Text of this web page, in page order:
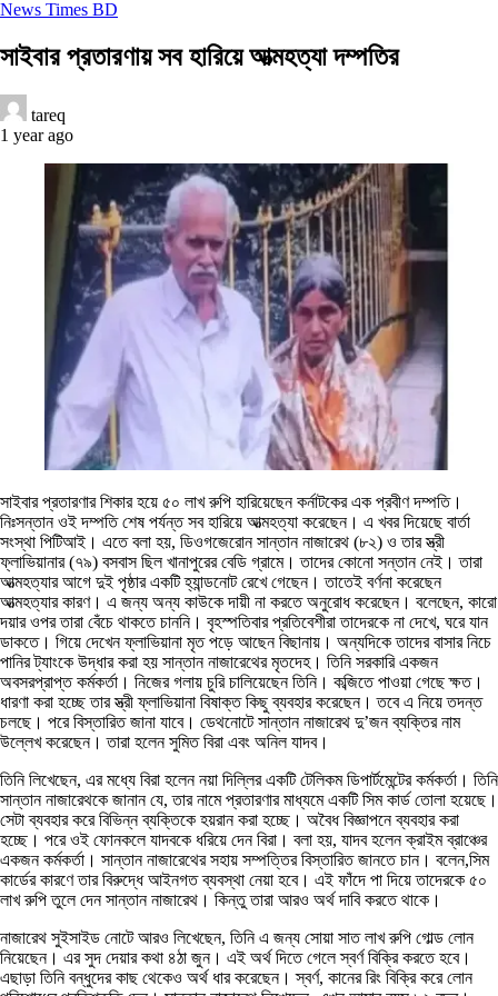
News Times BD
সাইবার প্রতারণায় সব হারিয়ে আত্মহত্যা দম্পতির
tareq
1 year ago
সাইবার প্রতারণার শিকার হয়ে ৫০ লাখ রুপি হারিয়েছেন কর্নাটকের এক প্রবীণ দম্পতি।
নিঃসন্তান ওই দম্পতি শেষ পর্যন্ত সব হারিয়ে আত্মহত্যা করেছেন। এ খবর দিয়েছে বার্তা
সংস্থা পিটিআই। এতে বলা হয়, ডিওগজেরোন সান্তান নাজারেথ (৮২) ও তার স্ত্রী
ফ্লাভিয়ানার (৭৯) বসবাস ছিল খানাপুরের বেডি গ্রামে। তাদের কোনো সন্তান নেই। তারা
আত্মহত্যার আগে দুই পৃষ্ঠার একটি হ্যান্ডনোট রেখে গেছেন। তাতেই বর্ণনা করেছেন
আত্মহত্যার কারণ। এ জন্য অন্য কাউকে দায়ী না করতে অনুরোধ করেছেন। বলেছেন, কারো
দয়ার ওপর তারা বেঁচে থাকতে চাননি। বৃহস্পতিবার প্রতিবেশীরা তাদেরকে না দেখে, ঘরে যান
ডাকতে। গিয়ে দেখেন ফ্লাভিয়ানা মৃত পড়ে আছেন বিছানায়। অন্যদিকে তাদের বাসার নিচে
পানির ট্যাংকে উদ্ধার করা হয় সান্তান নাজারেথের মৃতদেহ। তিনি সরকারি একজন
অবসরপ্রাপ্ত কর্মকর্তা। নিজের গলায় চুরি চালিয়েছেন তিনি। কব্জিতে পাওয়া গেছে ক্ষত।
ধারণা করা হচ্ছে তার স্ত্রী ফ্লাভিয়ানা বিষাক্ত কিছু ব্যবহার করেছেন। তবে এ নিয়ে তদন্ত
চলছে। পরে বিস্তারিত জানা যাবে। ডেথনোটে সান্তান নাজারেথ দু’জন ব্যক্তির নাম
উল্লেখ করেছেন। তারা হলেন সুমিত বিরা এবং অনিল যাদব।
তিনি লিখেছেন, এর মধ্যে বিরা হলেন নয়া দিল্লির একটি টেলিকম ডিপার্টমেন্টের কর্মকর্তা। তিনি
সান্তান নাজারেথকে জানান যে, তার নামে প্রতারণার মাধ্যমে একটি সিম কার্ড তোলা হয়েছে।
সেটা ব্যবহার করে বিভিন্ন ব্যক্তিকে হয়রান করা হচ্ছে। অবৈধ বিজ্ঞাপনে ব্যবহার করা
হচ্ছে। পরে ওই ফোনকলে যাদবকে ধরিয়ে দেন বিরা। বলা হয়, যাদব হলেন ক্রাইম ব্রাঞ্চের
একজন কর্মকর্তা। সান্তান নাজারেথের সহায় সম্পত্তির বিস্তারিত জানতে চান। বলেন,সিম
কার্ডের কারণে তার বিরুদ্ধে আইনগত ব্যবস্থা নেয়া হবে। এই ফাঁদে পা দিয়ে তাদেরকে ৫০
লাখ রুপি তুলে দেন সান্তান নাজারেথ। কিন্তু তারা আরও অর্থ দাবি করতে থাকে।
নাজারেথ সুইসাইড নোটে আরও লিখেছেন, তিনি এ জন্য সোয়া সাত লাখ রুপি গোল্ড লোন
নিয়েছেন। এর সুদ দেয়ার কথা ৪ঠা জুন। এই অর্থ দিতে গেলে স্বর্ণ বিক্রি করতে হবে।
এছাড়া তিনি বন্ধুদের কাছ থেকেও অর্থ ধার করেছেন। স্বর্ণ, কানের রিং বিক্রি করে লোন